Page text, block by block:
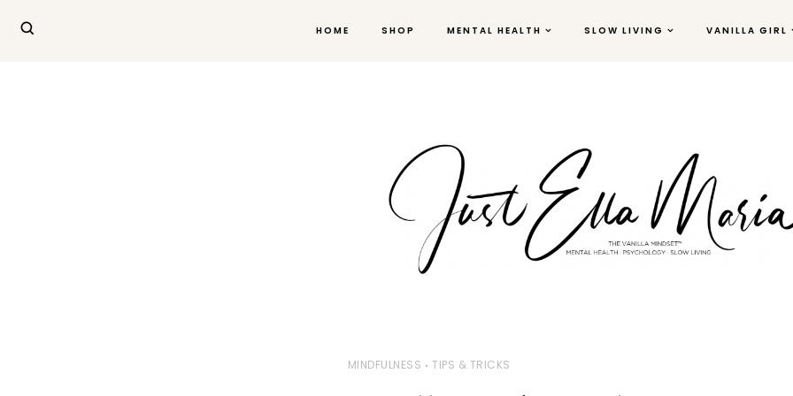
HOME SHOP MENTAL HEALTH SLOW LIVING VANILLA GIRL
MINDFULNESS TIPS & TRICKS